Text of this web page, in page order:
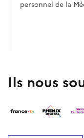
personnel de la
Ils nous